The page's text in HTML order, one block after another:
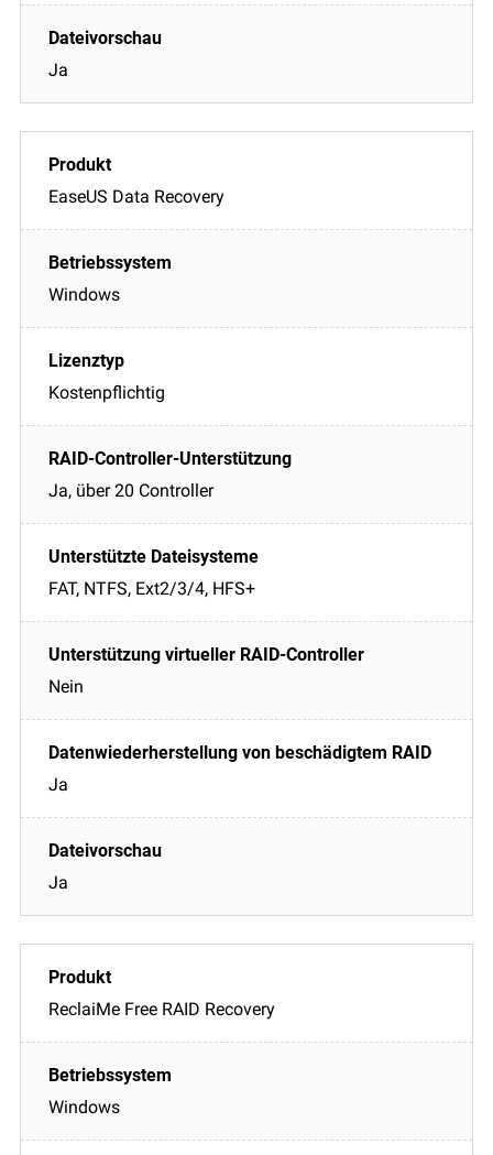
Ja
EaseUS Data Recovery
Windows
Kostenpflichtig
Ja, über 20 Controller
FAT, NTFS, Ext2/3/4, HFS+
Nein
Ja
Ja
ReclaiMe Free RAID Recovery
Windows